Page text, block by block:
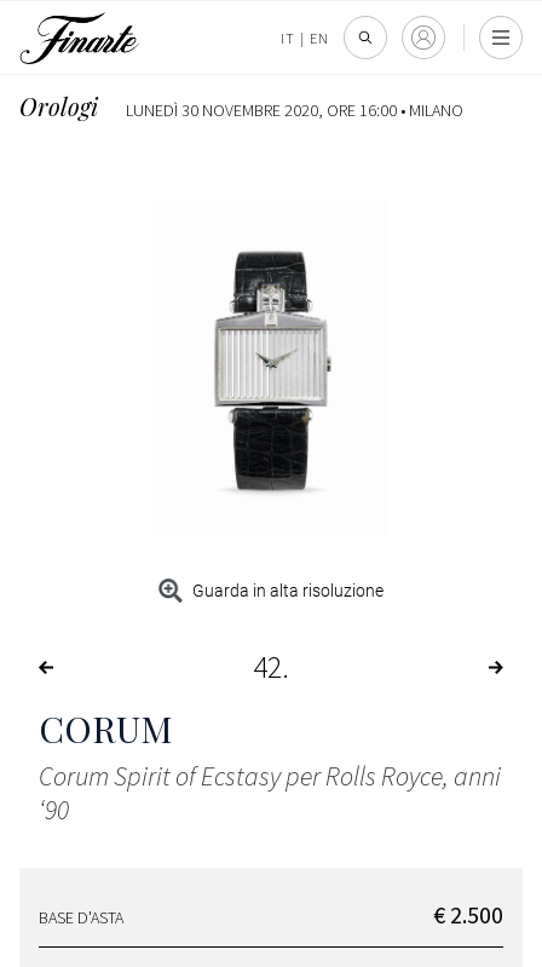
IT | EN
Orologi LUNEDÌ 30 NOVEMBRE 2020, ORE 16:00 • MILANO
Guarda in alta risoluzione
42
CORUM
Corum Spirit of Ecstasy per Rolls Royce, anni
‘90
BASE D'ASTA € 2.500